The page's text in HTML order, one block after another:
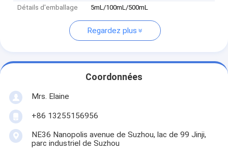
Détails d'emballage
5mL/100mL/500mL
Regardez plus
Coordonnées
Mrs. Elaine
+86 13255156956
NE36 Nanopolis avenue de Suzhou, lac de 99 Jinji,
parc industriel de Suzhou